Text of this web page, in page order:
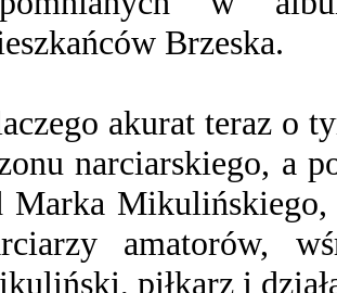
Brzeska.
akurat teraz o
narciarskiego, a
Marka Mikulińskiego,
amatorów,
piłkarz i